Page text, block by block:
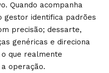
Quando acompanha
gestor identifica padrões
precisão; dessarte,
genéricas e direciona
que realmente
operação.